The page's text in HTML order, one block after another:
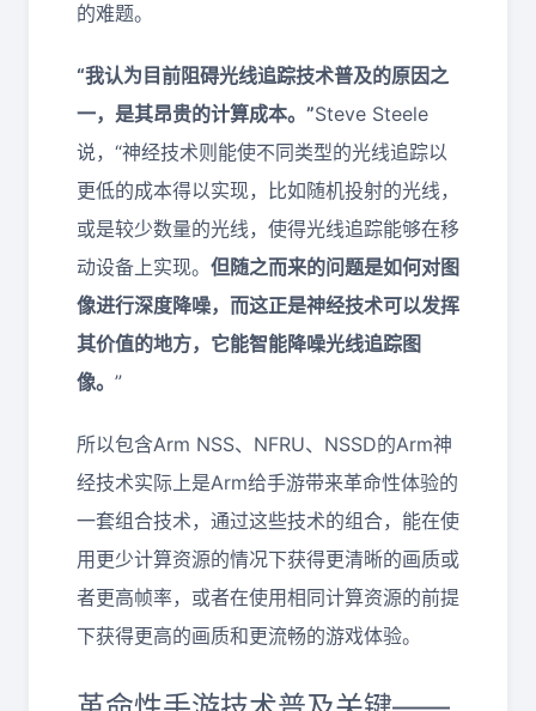
的难题。
“我认为目前阻碍光线追踪技术普及的原因之
一，是其昂贵的计算成本。”Steve Steele
说，“神经技术则能使不同类型的光线追踪以
更低的成本得以实现，比如随机投射的光线，
或是较少数量的光线，使得光线追踪能够在移
动设备上实现。 但随之而来的问题是如何对图
像进行深度降噪，而这正是神经技术可以发挥
其价值的地方，它能智能降噪光线追踪图
像。 ”
所以包含Arm NSS、NFRU、NSSD的Arm神
经技术实际上是Arm给手游带来革命性体验的
一套组合技术，通过这些技术的组合，能在使
用更少计算资源的情况下获得更清晰的画质或
者更高帧率，或者在使用相同计算资源的前提
下获得更高的画质和更流畅的游戏体验。